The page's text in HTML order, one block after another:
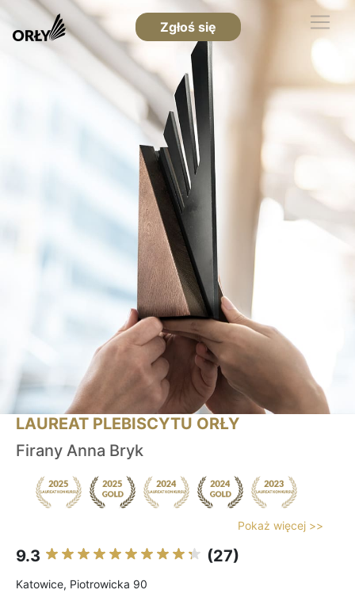
Zgłoś się
LAUREAT PLEBISCYTU ORŁY
Firany Anna Bryk
Pokaż więcej >>
9.3 (27)
Katowice, Piotrowicka 90